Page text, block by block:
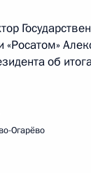
«Росатом»
об
Огарёво